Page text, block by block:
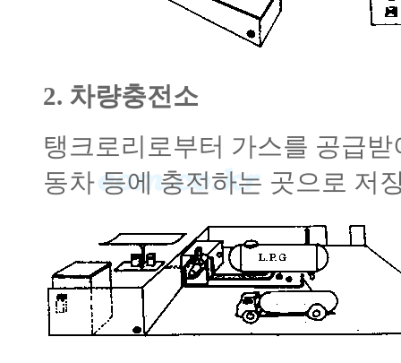
2. 차량충전소
탱크로리로부터 가스를 공급
동차 등에 충전하는 곳으로 저